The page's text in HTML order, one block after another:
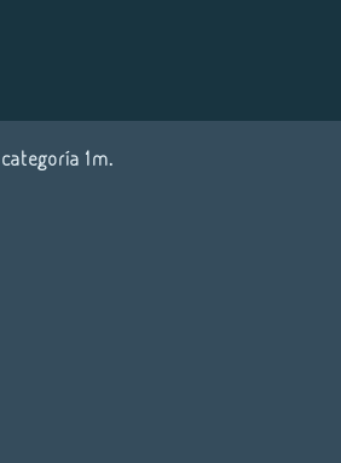
categoría 1m.